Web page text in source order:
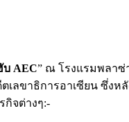
บ AEC” ณ โรงแรมพลาซ่
ลขาธิการอาเซียน ซึ่งห
จต่างๆ:-